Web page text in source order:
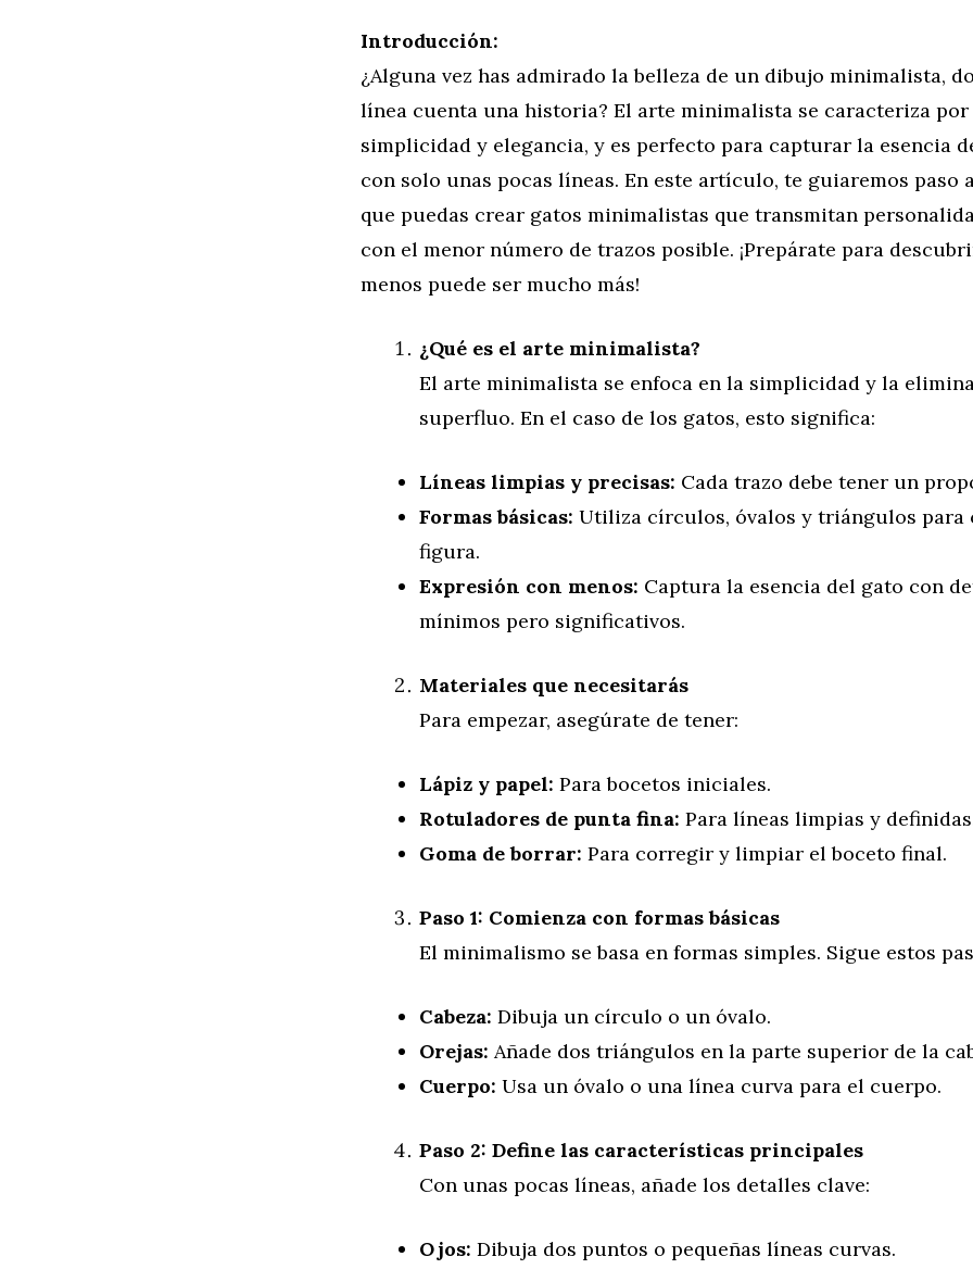
Introducción:
¿Alguna vez has admirado la belleza de un dibujo minimalista,
línea cuenta una historia? El arte minimalista se caracteriza por
simplicidad y elegancia, y es perfecto para capturar la esencia
con solo unas pocas líneas. En este artículo, te guiaremos paso
que puedas crear gatos minimalistas que transmitan
con el menor número de trazos posible. ¡Prepárate para
menos puede ser mucho más!
¿Qué es el arte minimalista?
El arte minimalista se enfoca en la simplicidad y la
superfluo. En el caso de los gatos, esto significa:
Líneas limpias y precisas: Cada trazo debe tener un
Formas básicas: Utiliza círculos, óvalos y triángulos
figura.
Expresión con menos: Captura la esencia del gato con
mínimos pero significativos.
Materiales que necesitarás
Para empezar, asegúrate de tener:
Lápiz y papel: Para bocetos iniciales.
Rotuladores de punta fina: Para líneas limpias y
Goma de borrar: Para corregir y limpiar el boceto final.
Paso 1: Comienza con formas básicas
El minimalismo se basa en formas simples. Sigue estos
Cabeza: Dibuja un círculo o un óvalo.
Orejas: Añade dos triángulos en la parte superior de la
Cuerpo: Usa un óvalo o una línea curva para el cuerpo.
Paso 2: Define las características principales
Con unas pocas líneas, añade los detalles clave:
Ojos: Dibuja dos puntos o pequeñas líneas curvas.